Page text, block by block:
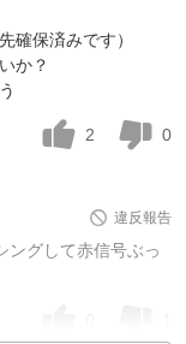
確保済みです）
か？
2 0
違反報告
ングして赤信号ぶっ